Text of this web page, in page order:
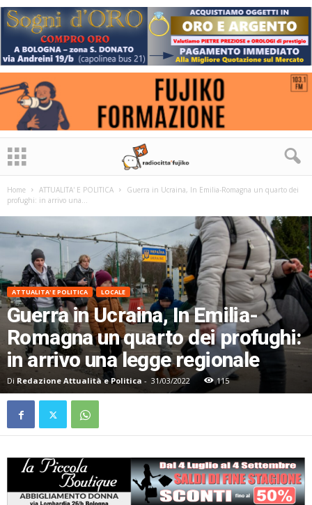
Home ATTUALITA' E POLITICA
Guerra in Ucraina, In Emilia-Romagna un quarto dei
profughi: in arrivo una...
ATTUALITA' E POLITICA LOCALE
Guerra in Ucraina, In Emilia-
Romagna un quarto dei profughi:
in arrivo una legge regionale
Di Redazione Attualità e Politica - 31/03/2022 115